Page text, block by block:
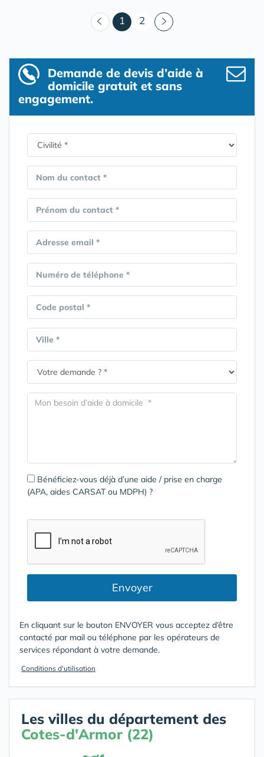
1 (courant)
2
Demande de devis d’aide à
domicile gratuit et sans
engagement.
Nom du contact *
Prénom du contact *
Adresse email *
Numéro de téléphone *
Code postal *
Ville *
Bénéficiez-vous déjà d’une aide / prise en charge
(APA, aides CARSAT ou MDPH) ?
Envoyer
En cliquant sur le bouton ENVOYER vous acceptez d’être
contacté par mail ou téléphone par les opérateurs de
services répondant à votre demande.
Conditions d'utilisation
Les villes du département des
Cotes-d'Armor (22)